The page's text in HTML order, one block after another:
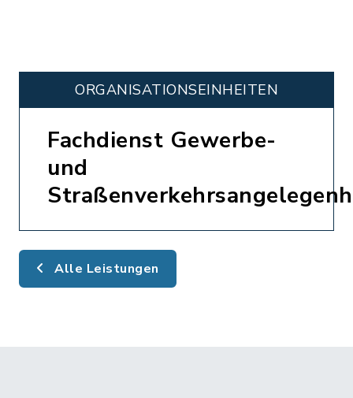
ORGANISATIONS­EINHEITEN
Fachdienst Gewerbe-
und
Alle Leistungen